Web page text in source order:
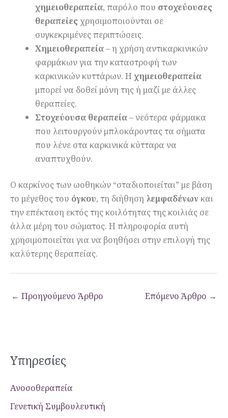
χημειοθεραπεία, παρόλο που στοχεύουσες
θεραπείες χρησιμοποιούνται σε
συγκεκριμένες περιπτώσεις.
Χημειοθεραπεία– η χρήση αντικαρκινικών
φαρμάκων για την καταστροφή των
καρκινικών κυττάρων. Ηχημειοθεραπεία
μπορεί να δοθεί μόνη της ή μαζί με άλλες
θεραπείες.
Στοχεύουσα θεραπεία– νεότερα φάρμακα
που λειτουργούν μπλοκάροντας τα σήματα
που λένε στα καρκινικά κύτταρα να
αναπτυχθούν.
Ο καρκίνος των ωοθηκών “σταδιοποιείται” με βάση
το μέγεθος του όγκου, τη διήθηση λεμφαδένων και
την επέκταση εκτός της κοιλότητας της κοιλιάς σε
άλλα μέρη του σώματος. Η πληροφορία αυτή
χρησιμοποιείται για να βοηθήσει στην επιλογή της
καλύτερης θεραπείας.
← Προηγούμενο Άρθρο Επόμενο Άρθρο →
Υπηρεσίες
Ανοσοθεραπεία
Γενετική Συμβουλευτική